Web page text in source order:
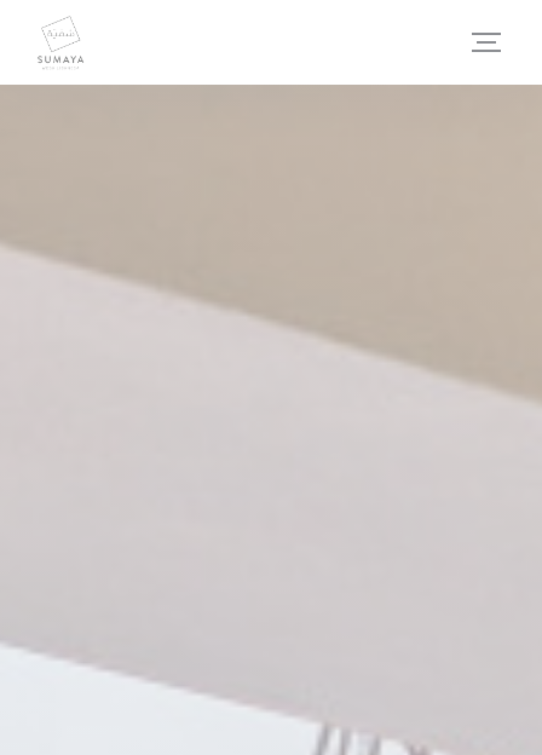
Panel for informasjonskapsler